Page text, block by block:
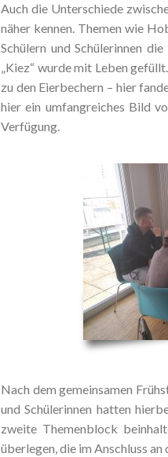
Auch die Unterschiede
näher kennen. Themen wie
Schülern und Schülerinnen
„Kiez“ wurde mit Leben
zu den Eierbechern – hier
hier ein umfangreiches Bild
Verfügung.
Nach dem gemeinsamen
und Schülerinnen hatten
zweite Themenblock
überlegen, die im Anschluss